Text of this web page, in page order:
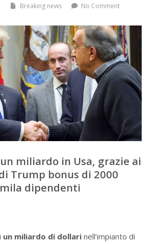
Breaking news No Comment
miliardo in Usa, grazie ai
Trump bonus di 2000
dipendenti
un miliardo di dollarinell’impianto di